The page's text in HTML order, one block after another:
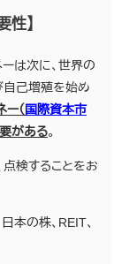
性】
ーは次に、世界の
自己増殖を始め
（国際資本市
がある。
検することをお
の株、REIT、